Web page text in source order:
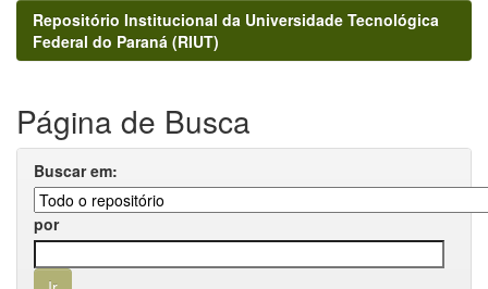
Repositório Institucional da Universidade Tecnológica
Federal do Paraná (RIUT)
Página de Busca
Buscar em:
por